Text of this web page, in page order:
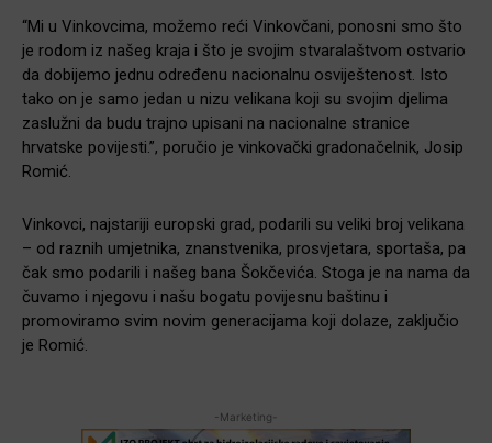
“Mi u Vinkovcima, možemo reći Vinkovčani, ponosni smo što
je rodom iz našeg kraja i što je svojim stvaralaštvom ostvario
da dobijemo jednu određenu nacionalnu osviještenost. Isto
tako on je samo jedan u nizu velikana koji su svojim djelima
zaslužni da budu trajno upisani na nacionalne stranice
hrvatske povijesti.”, poručio je vinkovački gradonačelnik, Josip
Romić.
Vinkovci, najstariji europski grad, podarili su veliki broj velikana
– od raznih umjetnika, znanstvenika, prosvjetara, sportaša, pa
čak smo podarili i našeg bana Šokčevića. Stoga je na nama da
čuvamo i njegovu i našu bogatu povijesnu baštinu i
promoviramo svim novim generacijama koji dolaze, zaključio
je Romić.
-Marketing-